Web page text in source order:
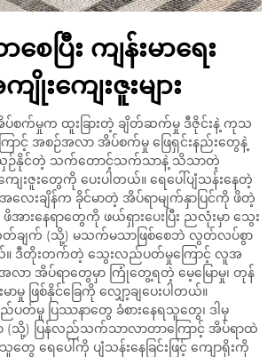
ပြီး ကျန်းမာရေး
ကျေးဇူးများ
ပ်စက်မှုက ထူးခြားတဲ့ ချိတ်ဆက်မှု ဒီဇိုင်းနဲ့ ကုသ
ာင့် အစဉ်အလာ အိပ်စက်မှု ဖြေရှင်းနည်းတွေနဲ့
င်းယှဉ်နိုင်တဲ့ သက်တောင့်သက်သာနဲ့ သိသာတဲ့
ျေးဇူးတွေကို ပေးပါတယ်။ ရေပေါ်ပျံသန်းနေတဲ့
လေးချိန်က ခိုင်မာတဲ့ အိပ်ရာမျက်နှာပြင်ကို ဖိတဲ့
အားနေရာတွေကို ဖယ်ရှားပေးပြီး ညလုံးမှာ သွေး
ျက် (သို့) မသက်မသာဖြစ်စေဘဲ လွတ်လပ်စွာ
ယ်။ ဒီတိုးတက်တဲ့ သွေးလည်ပတ်မှုကြောင့် လူအ
အလာ အိပ်ရာတွေမှာ ကြုံတွေ့ရတဲ့ မေ့မြောမှု၊ တုန်
ာမှု ဖြစ်နိုင်ခြေကို လျှော့ချပေးပါတယ်။
တ်မှု ပြဿနာတွေ ခံစားနေရသူတွေ၊ ဒါမှ
(သို့) ပြန်လည်သက်သာလာတာကြောင့် အိပ်ရာထဲ
တွေ ရေပေါ်ကို ပျံသန်းနေခြင်းဖြင့် ကျောရိုးကို